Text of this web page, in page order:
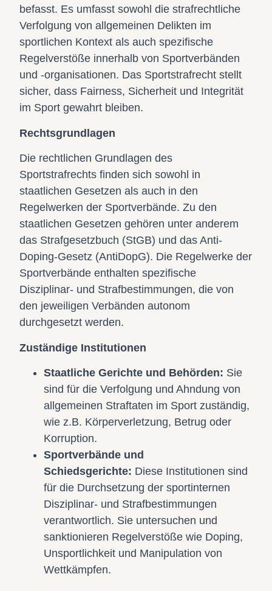
befasst. Es umfasst sowohl die strafrechtliche
Verfolgung von allgemeinen Delikten im
sportlichen Kontext als auch spezifische
Regelverstöße innerhalb von Sportverbänden
und -organisationen. Das Sportstrafrecht stellt
sicher, dass Fairness, Sicherheit und Integrität
im Sport gewahrt bleiben.
Rechtsgrundlagen
Die rechtlichen Grundlagen des
Sportstrafrechts finden sich sowohl in
staatlichen Gesetzen als auch in den
Regelwerken der Sportverbände. Zu den
staatlichen Gesetzen gehören unter anderem
das Strafgesetzbuch (StGB) und das Anti-
Doping-Gesetz (AntiDopG). Die Regelwerke der
Sportverbände enthalten spezifische
Disziplinar- und Strafbestimmungen, die von
den jeweiligen Verbänden autonom
durchgesetzt werden.
Zuständige Institutionen
Staatliche Gerichte und Behörden: Sie
sind für die Verfolgung und Ahndung von
allgemeinen Straftaten im Sport zuständig,
wie z.B. Körperverletzung, Betrug oder
Korruption.
Sportverbände und
Schiedsgerichte: Diese Institutionen sind
für die Durchsetzung der sportinternen
Disziplinar- und Strafbestimmungen
verantwortlich. Sie untersuchen und
sanktionieren Regelverstöße wie Doping,
Unsportlichkeit und Manipulation von
Wettkämpfen.